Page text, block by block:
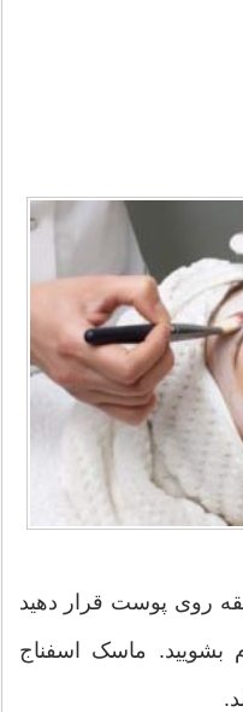
را برای ۱۵ تا ۲۰ دقیقه روی پوست قرار دهید
ماسک اسفناج